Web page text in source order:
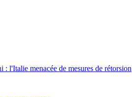
: l'Italie menacée de mesures de rétorsion